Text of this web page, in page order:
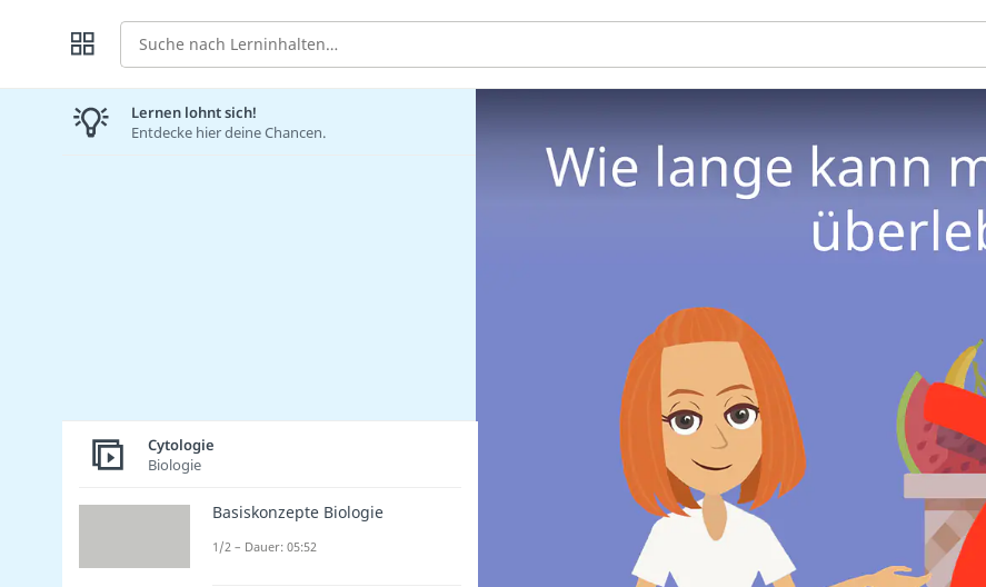
Suche
Lernen lohnt sich!
Entdecke hier deine Chancen.
Cytologie
Biologie
Basiskonzepte Biologie
1/2 – Dauer: 05:52